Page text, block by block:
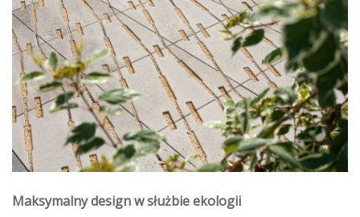
Maksymalny design w służbie ekologii